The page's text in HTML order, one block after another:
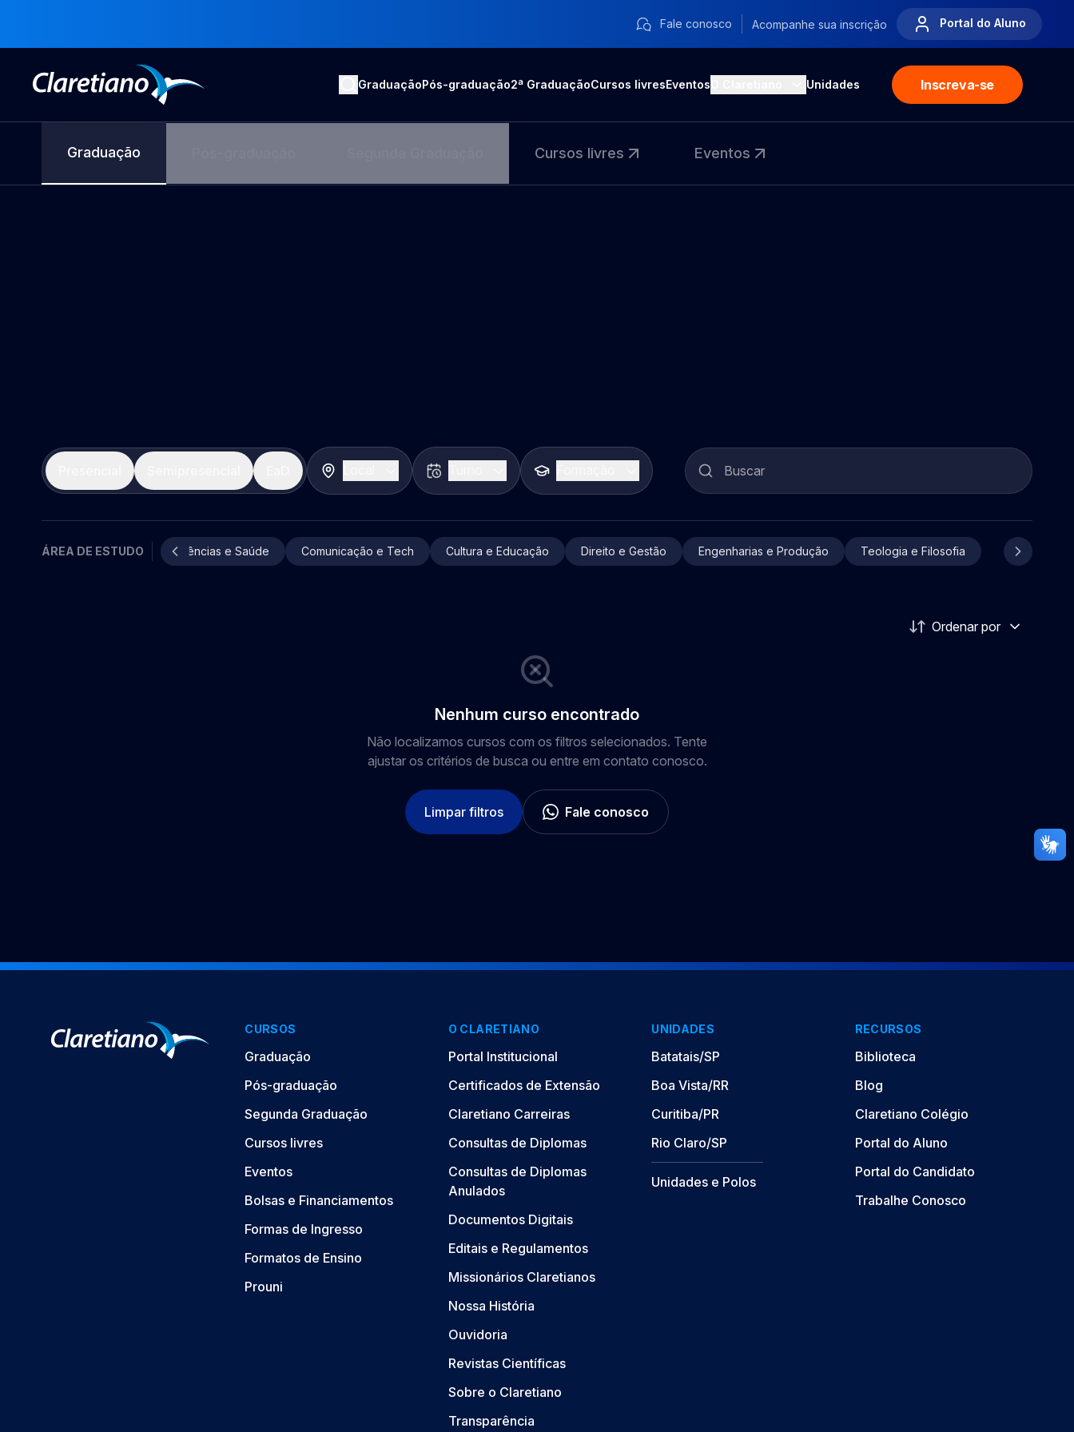
Fale conosco Acompanhe sua inscrição Portal do Aluno
GraduaçãoPós-graduação2ª GraduaçãoCursos livresEventos Unidades Inscreva-se
Graduação Cursos livres Eventos
ÁREA DE ESTUDO Ciências e Saúde Comunicação e Tech Cultura e Educação Direito e Gestão Engenharias e Produção Teologia e Filosofia
Ordenar por
Nenhum curso encontrado
Não localizamos cursos com os filtros selecionados. Tente
ajustar os critérios de busca ou entre em contato conosco.
Limpar filtros Fale conosco
CURSOS
Graduação
Pós-graduação
Segunda Graduação
Cursos livres
Eventos
Bolsas e Financiamentos
Formas de Ingresso
Formatos de Ensino
Prouni
O CLARETIANO
Portal Institucional
Certificados de Extensão
Claretiano Carreiras
Consultas de Diplomas
Consultas de Diplomas
Anulados
Documentos Digitais
Editais e Regulamentos
Missionários Claretianos
Nossa História
Ouvidoria
Revistas Científicas
Sobre o Claretiano
Transparência
UNIDADES
Batatais/SP
Boa Vista/RR
Curitiba/PR
Rio Claro/SP
Unidades e Polos
RECURSOS
Biblioteca
Blog
Claretiano Colégio
Portal do Aluno
Portal do Candidato
Trabalhe Conosco